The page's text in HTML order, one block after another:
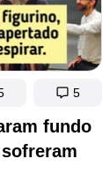
fundo
5